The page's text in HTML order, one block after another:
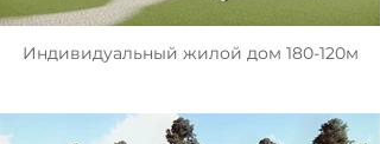
Индивидуальный жилой дом 180-120м